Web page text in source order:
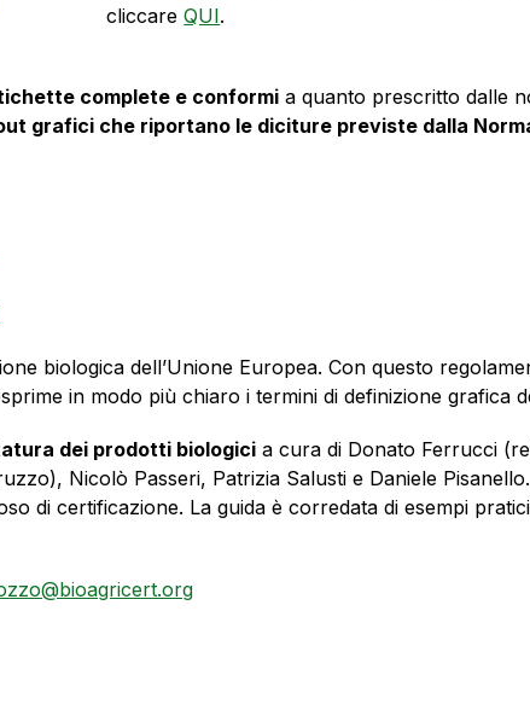
cliccareQUI.
complete e conformi a quanto prescritto dalle
grafici che riportano le diciture previste dalla
biologica dell’Unione Europea. Con questo
in modo più chiaro i termini di definizione grafica
dei prodotti biologici a cura di Donato Ferrucci
Nicolò Passeri, Patrizia Salusti e Daniele
di certificazione. La guida è corredata di esempi